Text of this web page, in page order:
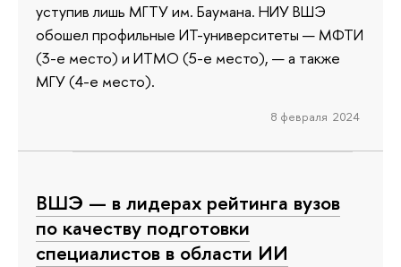
уступив лишь МГТУ им. Баумана. НИУ ВШЭ
обошел профильные ИТ-университеты — МФТИ
(3-е место) и ИТМО (5-е место), — а также
МГУ (4-е место).
8 февраля 2024
ВШЭ — в лидерах рейтинга вузов
по качеству подготовки
специалистов в области ИИ